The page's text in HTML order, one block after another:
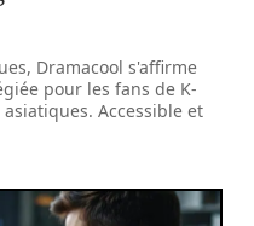
Dramacool s'affirme
pour les fans de K-
Accessible et